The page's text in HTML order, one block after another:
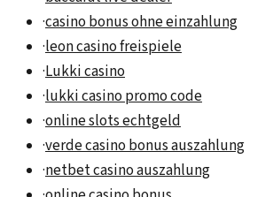
·casino bonus ohne einzahlung
·leon casino freispiele
·Lukki casino
·lukki casino promo code
·online slots echtgeld
·verde casino bonus auszahlung
·netbet casino auszahlung